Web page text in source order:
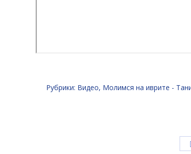
Рубрики: Видео, Молимся на иврите -